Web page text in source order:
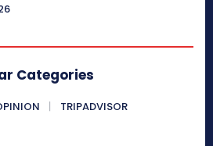
Categories
TRIPADVISOR